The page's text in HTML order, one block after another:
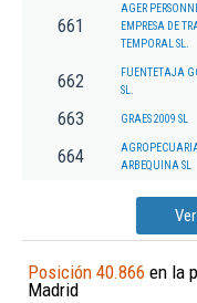
661
AGER
EMPRESA DE
TEMPORAL SL.
662
FUENTETAJA
SL.
663 GRAES 2009 SL
664
ARBEQUINA SL
Posición 40.866 en la
Madrid